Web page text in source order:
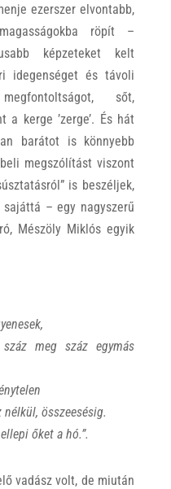
ezerszer elvontabb,
röpít –
képzeteket kelt
idegenséget és távoli
sőt,
a kerge ’zerge’. És hát
barátot is könnyebb
megszólítást viszont
is beszéljek,
– egy nagyszerű
Mészöly Miklós egyik
meg száz egymás
összeesésig.
őket a hó.”.
vadász volt, de miután